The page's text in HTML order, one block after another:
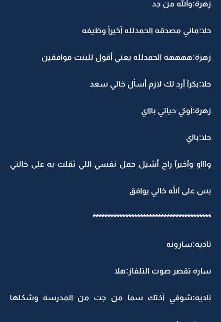
زهرة:والله من جد
حلا:ماني مصدقه الحمدلله آخيرآ وظيفه
زهرة:ههههه الحمدلله يعني أقول للبنت موافقين
حلا:بكرآ أرد لك لازم أسأل خالي سعد
زهرة:أوكي حياتي باااي
حلا:بااي
واااو وآخيرآ راح أشيل حمل نفسي اللي ثقلت به على خالتي
بس على الله خالي يوافق
****************************************
ناديه:سارونه
ساره تقصر صوت التلفاز:هلا
ناديه:شوفي أختك سما من جت من المدرسه وشكلها